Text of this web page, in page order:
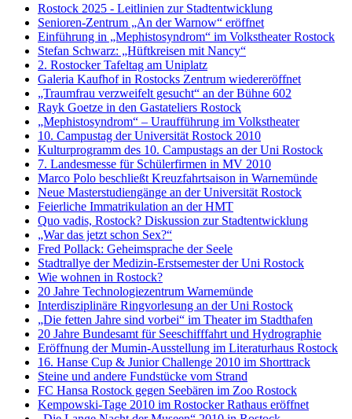
Rostock 2025 - Leitlinien zur Stadtentwicklung
Senioren-Zentrum „An der Warnow“ eröffnet
Einführung in „Mephistosyndrom“ im Volkstheater Rostock
Stefan Schwarz: „Hüftkreisen mit Nancy“
2. Rostocker Tafeltag am Uniplatz
Galeria Kaufhof in Rostocks Zentrum wiedereröffnet
„Traumfrau verzweifelt gesucht“ an der Bühne 602
Rayk Goetze in den Gastateliers Rostock
„Mephistosyndrom“ – Uraufführung im Volkstheater
10. Campustag der Universität Rostock 2010
Kulturprogramm des 10. Campustags an der Uni Rostock
7. Landesmesse für Schülerfirmen in MV 2010
Marco Polo beschließt Kreuzfahrtsaison in Warnemünde
Neue Masterstudiengänge an der Universität Rostock
Feierliche Immatrikulation an der HMT
Quo vadis, Rostock? Diskussion zur Stadtentwicklung
„War das jetzt schon Sex?“
Fred Pollack: Geheimsprache der Seele
Stadtrallye der Medizin-Erstsemester der Uni Rostock
Wie wohnen in Rostock?
20 Jahre Technologiezentrum Warnemünde
Interdisziplinäre Ringvorlesung an der Uni Rostock
„Die fetten Jahre sind vorbei“ im Theater im Stadthafen
20 Jahre Bundesamt für Seeschifffahrt und Hydrographie
Eröffnung der Mumin-Ausstellung im Literaturhaus Rostock
16. Hanse Cup & Junior Challenge 2010 im Shorttrack
Steine und andere Fundstücke vom Strand
FC Hansa Rostock gegen Seebären im Zoo Rostock
Kempowski-Tage 2010 im Rostocker Rathaus eröffnet